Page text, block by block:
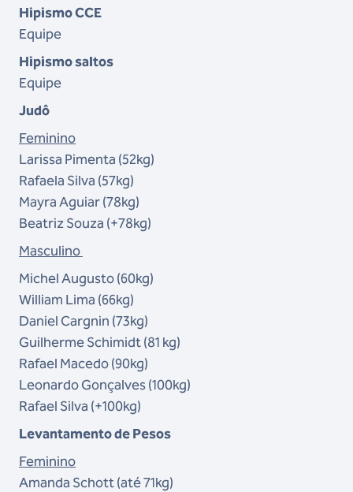
Hipismo CCE
Equipe
Hipismo saltos
Equipe
Judô
Feminino
Larissa Pimenta (52kg)
Rafaela Silva (57kg)
Mayra Aguiar (78kg)
Beatriz Souza (+78kg)
Masculino
Michel Augusto (60kg)
William Lima (66kg)
Daniel Cargnin (73kg)
Guilherme Schimidt (81 kg)
Rafael Macedo (90kg)
Leonardo Gonçalves (100kg)
Rafael Silva (+100kg)
Levantamento de Pesos
Feminino
Amanda Schott (até 71kg)